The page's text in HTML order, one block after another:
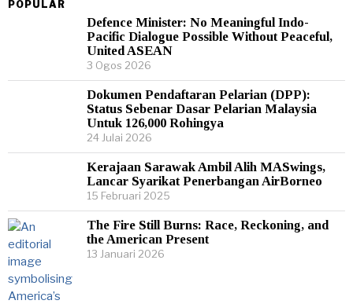
POPULAR
Defence Minister: No Meaningful Indo-
Pacific Dialogue Possible Without Peaceful,
United ASEAN
3 Ogos 2026
Dokumen Pendaftaran Pelarian (DPP):
Status Sebenar Dasar Pelarian Malaysia
Untuk 126,000 Rohingya
24 Julai 2026
Kerajaan Sarawak Ambil Alih MASwings,
Lancar Syarikat Penerbangan AirBorneo
15 Februari 2025
The Fire Still Burns: Race, Reckoning, and
the American Present
13 Januari 2026